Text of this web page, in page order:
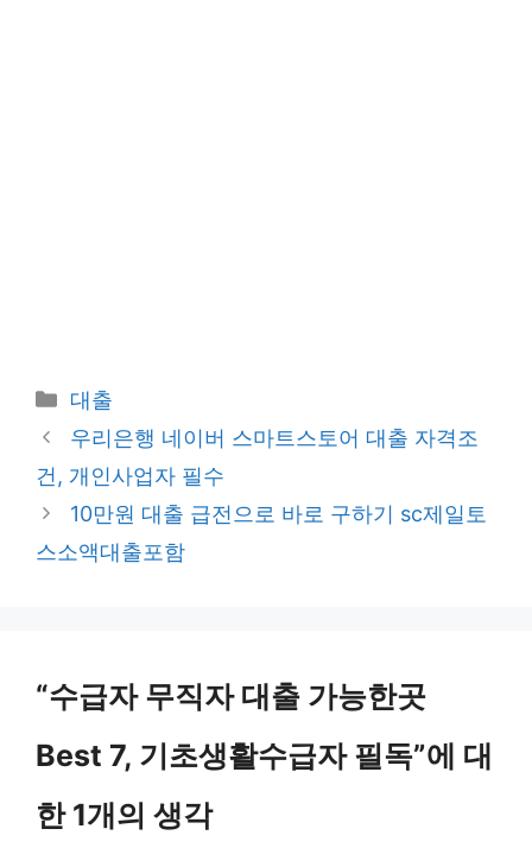
카
테
리
대출
우리은행 네이버 스마트스토어 대출 자격조
건, 개인사업자 필수
10만원 대출 급전으로 바로 구하기 sc제일토
스소액대출포함
“수급자 무직자 대출 가능한곳
Best 7, 기초생활수급자 필독”에 대
한 1개의 생각